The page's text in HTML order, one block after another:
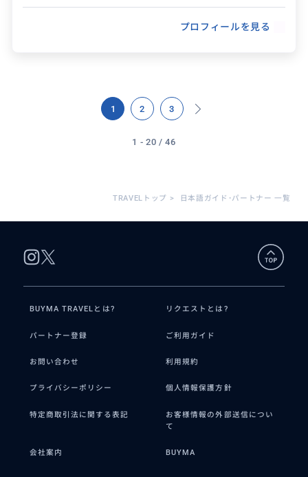
人気のディナークルーズ☆ハネムーンやお誕生日
のお祝いなどにぴったりな、オプションも多数
プロフィールを見る
1 2 3
1 - 20 / 46
TRAVELトップ > 日本語ガイド･パートナー 一覧
BUYMA TRAVELとは? リクエストとは?
パートナー登録 ご利用ガイド
お問い合わせ 利用規約
プライバシーポリシー 個人情報保護方針
特定商取引法に関する表記
お客様情報の外部送信につい
て
会社案内 BUYMA